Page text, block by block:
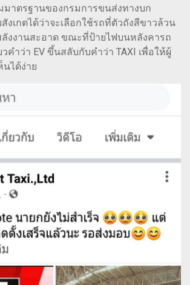
าตรฐานของกรมการขนส่งทางบก
งเกตได้ว่าจะเลือกใช้รถที่ตัวถังสีขาวล้วน
ลังงานสะอาด ขณะที่ป้ายไฟบนหลังคารถ
คำว่า EV ขึ้นสลับกับคำว่า TAXI เพื่อให้ผู้
นได้ง่าย